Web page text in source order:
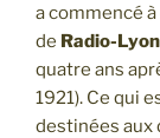
a commencé
de Radio-Lyon
quatre ans
1921). Ce qui
destinées aux